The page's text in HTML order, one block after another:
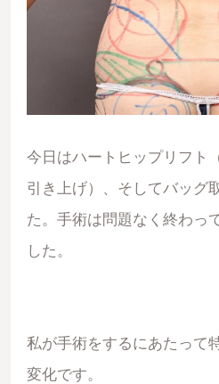
今日はハートヒップリフト
引き上げ）、そしてバッグ
た。手術は問題なく終わっ
した。
私が手術をするにあたって
変化です。